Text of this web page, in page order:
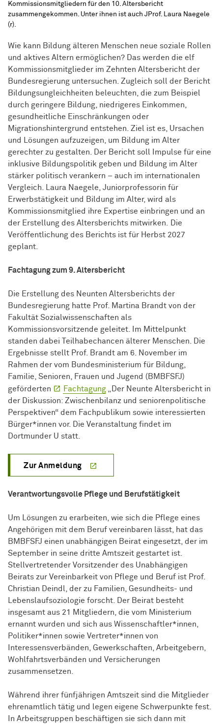
Wie kann Bildung älteren Menschen neue soziale Rollen
und aktives Altern ermöglichen? Das werden die elf
Kommissionsmitglieder im Zehnten Altersbericht der
Bundesregierung untersuchen. Zugleich soll der Bericht
Bildungsungleichheiten beleuchten, die zum Beispiel
durch geringere Bildung, niedrigeres Einkommen,
gesundheitliche Einschränkungen oder
Migrationshintergrund entstehen. Ziel ist es, Ursachen
und Lösungen aufzuzeigen, um Bildung im Alter
gerechter zu gestalten. Der Bericht soll Impulse für eine
inklusive Bildungspolitik geben und Bildung im Alter
stärker politisch verankern – auch im internationalen
Vergleich. Laura Naegele, Juniorprofessorin für
Erwerbstätigkeit und Bildung im Alter, wird als
Kommissionsmitglied ihre Expertise einbringen und an
der Erstellung des Altersberichts mitwirken. Die
Veröffentlichung des Berichts ist für Herbst 2027
geplant.
Kommissionsmitgliedern für den 10. Altersbericht
zusammengekommen. Unter ihnen ist auch JProf. Laura Naegele
(r).
Fachtagung zum 9. Altersbericht
Die Erstellung des Neunten Altersberichts der
Bundesregierung hatte Prof. Martina Brandt von der
Fakultät Sozialwissenschaften als
Kommissionsvorsitzende geleitet. Im Mittelpunkt
standen dabei Teilhabechancen älterer Menschen. Die
Ergebnisse stellt Prof. Brandt am 6. November im
Rahmen der vom Bundesministerium für Bildung,
Familie, Senioren, Frauen und Jugend (BMBFSFJ)
geförderten
Fachtagung „Der Neunte Altersbericht in
der Diskussion: Zwischenbilanz und seniorenpolitische
Perspektiven“ dem Fachpublikum sowie interessierten
Bürger*innen vor. Die Veranstaltung findet im
Dortmunder U statt.
Zur Anmeldung
Verantwortungsvolle Pflege und Berufstätigkeit
Um Lösungen zu erarbeiten, wie sich die Pflege eines
Angehörigen mit dem Beruf vereinbaren lässt, hat das
BMBFSFJ einen unabhängigen Beirat eingesetzt, der im
September in seine dritte Amtszeit gestartet ist.
Stellvertretender Vorsitzender des Unabhängigen
Beirats zur Vereinbarkeit von Pflege und Beruf ist Prof.
Christian Deindl, der zu Familien, Gesundheits- und
Lebenslaufsoziologie forscht. Der Beirat besteht
insgesamt aus 21 Mitgliedern, die vom Ministerium
ernannt wurden und sich aus Wissen­schaft­ler*innen
Politiker*innen sowie Vertreter*innen von
Interessensverbänden, Gewerkschaften, Arbeitgebern,
Wohlfahrtsverbänden und Versicherungen
zusammensetzen.
Während ihrer fünfjährigen Amtszeit sind die Mitglieder
ehrenamtlich tätig und legen eigene Schwerpunkte fest.
In Arbeitsgruppen beschäftigen sie sich dann mit